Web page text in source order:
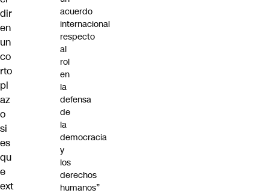
dir
en
un
co
rto
pl
az
o
si
es
qu
e
ext
acuerdo
internacional
respecto
al
rol
en
la
defensa
de
la
democracia
y
los
derechos
humanos”